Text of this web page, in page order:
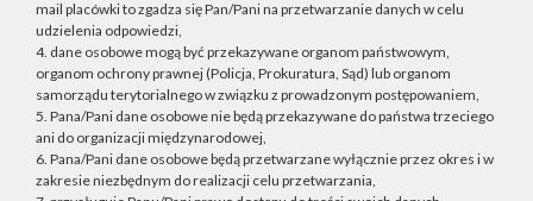
mail placówki to zgadza się Pan/Pani na przetwarzanie danych w celu
udzielenia odpowiedzi,
4. dane osobowe mogą być przekazywane organom państwowym,
organom ochrony prawnej (Policja, Prokuratura, Sąd) lub organom
samorządu terytorialnego w związku z prowadzonym postępowaniem,
5. Pana/Pani dane osobowe nie będą przekazywane do państwa trzeciego
ani do organizacji międzynarodowej,
6. Pana/Pani dane osobowe będą przetwarzane wyłącznie przez okres i w
zakresie niezbędnym do realizacji celu przetwarzania,